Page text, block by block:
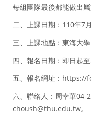
每組團隊最後都能做出屬
二、上課日期：110年7
三、上課地點：東海大學
四、報名日期：即日起
五、報名網址：https://
六、聯絡人：周幸華04-
choush@thu.edu.tw。